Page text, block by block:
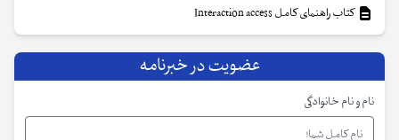
کتاب راهنمای کامل Interaction access
عضویت در خبرنامه
نام و نام خانوادگی